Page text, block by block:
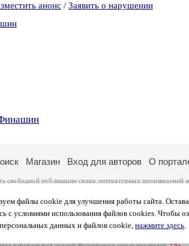
анонс / Заявить о нарушении
файлы cookie для улучшения работы сайта.
с условиями использования файлов cookies. Чтобы
данных и файлов cookie, нажмите здесь.
Магазин Вход для авторов О
свободной публикации своих литературных произведений
. Перепечатка произведений возможна
несут самостоятельно на основании
данных. Вы также можете посмотреть более
тысяч посетителей, которые в общей сумме
графе указано по две цифры: количество просмотров и